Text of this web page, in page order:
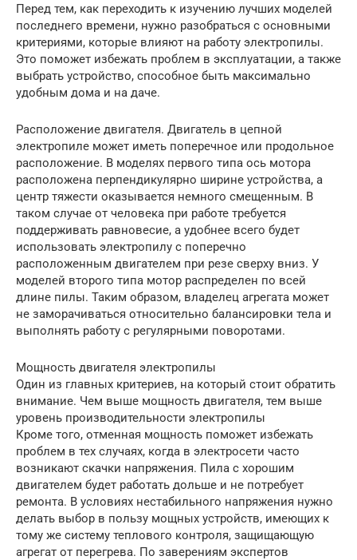
Перед тем, как переходить к изучению лучших моделей
последнего времени, нужно разобраться с основными
критериями, которые влияют на работу электропилы.
Это поможет избежать проблем в эксплуатации, а также
выбрать устройство, способное быть максимально
удобным дома и на даче.
Расположение двигателя. Двигатель в цепной
электропиле может иметь поперечное или продольное
расположение. В моделях первого типа ось мотора
расположена перпендикулярно ширине устройства, а
центр тяжести оказывается немного смещенным. В
таком случае от человека при работе требуется
поддерживать равновесие, а удобнее всего будет
использовать электропилу с поперечно
расположенным двигателем при резе сверху вниз. У
моделей второго типа мотор распределен по всей
длине пилы. Таким образом, владелец агрегата может
не заморачиваться относительно балансировки тела и
выполнять работу с регулярными поворотами.
Мощность двигателя электропилы
Один из главных критериев, на который стоит обратить
внимание. Чем выше мощность двигателя, тем выше
уровень производительности электропилы
Кроме того, отменная мощность поможет избежать
проблем в тех случаях, когда в электросети часто
возникают скачки напряжения. Пила с хорошим
двигателем будет работать дольше и не потребует
ремонта. В условиях нестабильного напряжения нужно
делать выбор в пользу мощных устройств, имеющих к
тому же систему теплового контроля, защищающую
агрегат от перегрева. По заверениям экспертов